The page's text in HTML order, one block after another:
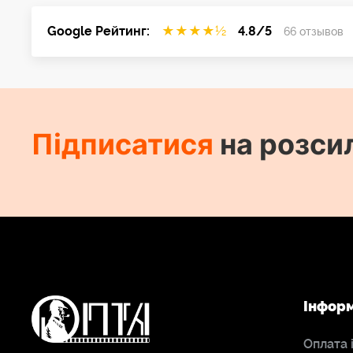
Google Рейтинг: ★ ★ ★ ★½ 4.8/5 66 отзывов
Підписатися на
Оплата